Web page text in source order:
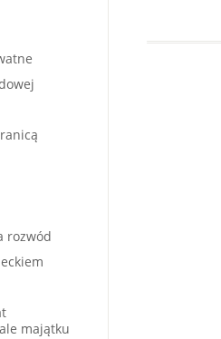
rozwód
majątku